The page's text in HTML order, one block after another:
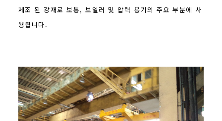
제조 된 강재로 보통, 보일러 및 압력 용기의 주요 부분에 사
용됩니다.